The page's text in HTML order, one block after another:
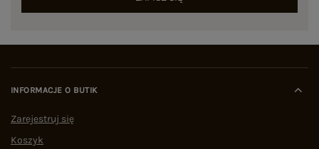
INFORMACJE O BUTIK
Zarejestruj się
Koszyk